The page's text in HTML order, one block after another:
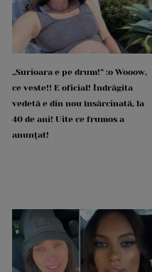
„Surioara e pe drum!” :o Wooow,
ce veste!! E oficial! Îndrăgita
vedetă e din nou însărcinată, la
40 de ani! Uite ce frumos a
anunțat!